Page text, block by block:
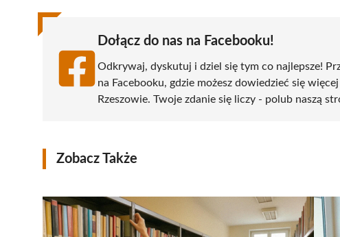
Dołącz do nas na Facebooku!
Odkrywaj, dyskutuj i dziel się tym co najlepsze!
na Facebooku, gdzie możesz dowiedzieć się
Rzeszowie. Twoje zdanie się liczy - polub naszą
Zobacz Także